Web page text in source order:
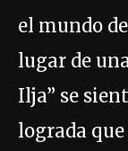
el mundo
lugar de
Ilja” se
lograda